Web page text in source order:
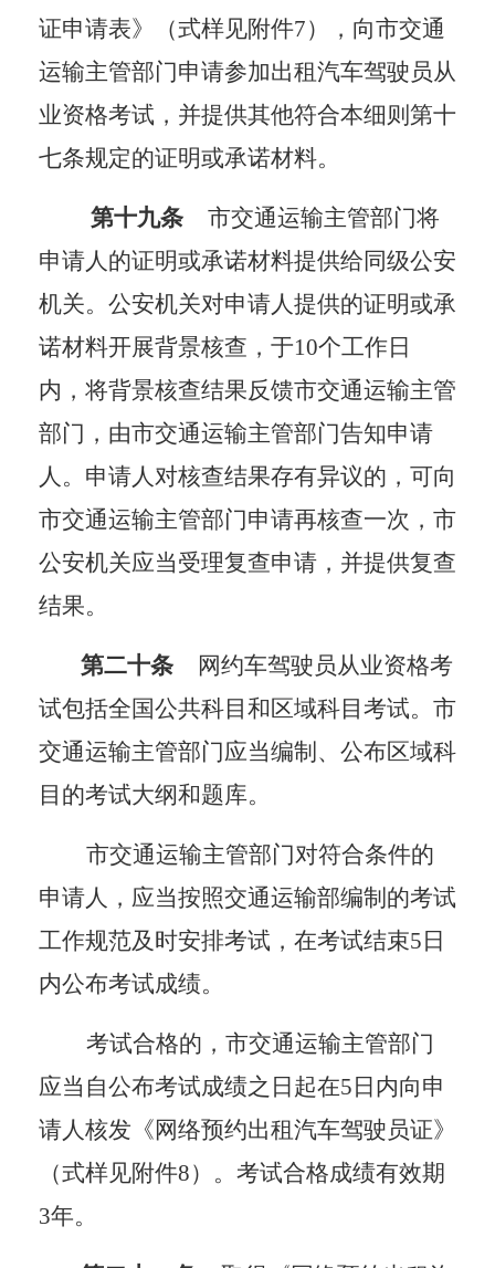
证申请表》（式样见附件7），向市交通
运输主管部门申请参加出租汽车驾驶员从
业资格考试 ，并提供其他符合本细则第十
七条规定的证明或承诺材料。
第十九条
市交通运输主管部门将
申请人的证明或承诺材料提供给同级公安
机关。公安机关对申请人提供的证明或承
诺材料开展背景核查，于10个工作日
内，将背景核查结果反馈市交通运输主管
部门，由市交通运输主管部门告知申请
人。 申请人对核查结果存有异议的，可向
市交通运输主管部门申请再核查一次，市
公安机关应当受理复查申请，并提供复查
结果。
第二十条
网约车驾驶员从业资格考
试包括全国公共科目和区域科目考试。市
交通运输主管部门应当编制、公布区域科
目的考试大纲和题库。
市交通运输主管部门对符合条件的
申请人，应当按照交通运输部编制的考试
工作规范及时安排考试，在考试结束5 日
内公布考试成绩。
考试合格的，市交通运输主管部门
应当自公布考试成绩之日起在5日内向申
请人核发《网络预约出租汽车驾驶员证》
（式样见附件8）。 考试合格成绩有效期
3年。